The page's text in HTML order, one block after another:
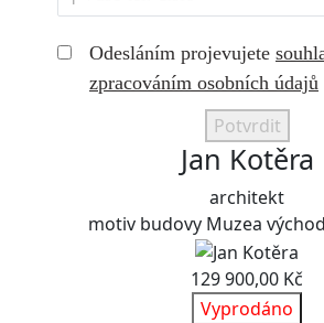
Odesláním projevujete
zpracováním osobních údajů
Potvrdit
Jan Kotěra
architekt
motiv budovy Muzea
129 900,00 Kč
Vyprodáno